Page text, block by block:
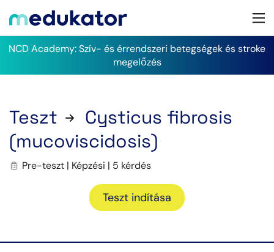
NCD Academy: Szív- és érrendszeri betegségek és stroke
megelőzés
Teszt
Cysticus fibrosis
(mucoviscidosis)
Pre-teszt | Képzési | 5 kérdés
Teszt indítása